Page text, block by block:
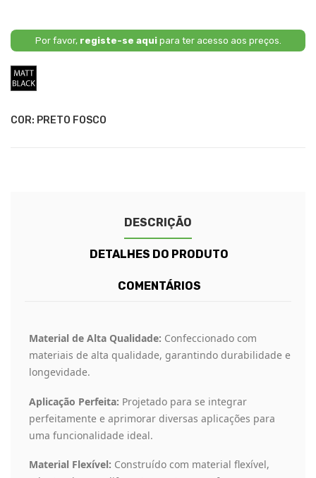
Por favor, registe-se aquipara ter acesso aos preços.
COR: PRETO FOSCO
DESCRIÇÃO
DETALHES DO PRODUTO
COMENTÁRIOS
Material de Alta Qualidade: Confeccionado com
materiais de alta qualidade, garantindo durabilidade e
longevidade.
Aplicação Perfeita: Projetado para se integrar
perfeitamente e aprimorar diversas aplicações para
uma funcionalidade ideal.
Material Flexível: Construído com material flexível,